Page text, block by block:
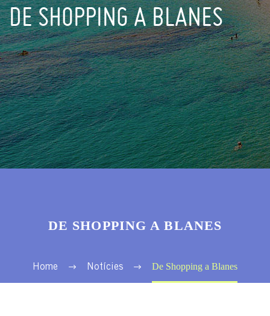
DE SHOPPING A BLANES
DE SHOPPING A BLANES
Home Notícies De Shopping a Blanes